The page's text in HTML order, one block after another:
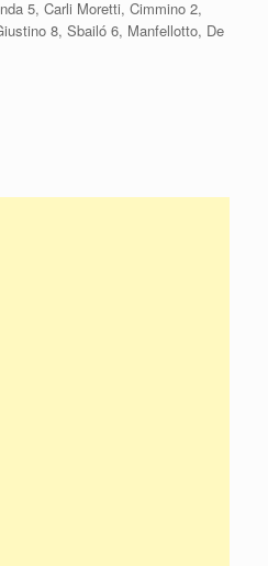
5, Carli Moretti, Cimmino 2,
8, Sbailó 6, Manfellotto, De